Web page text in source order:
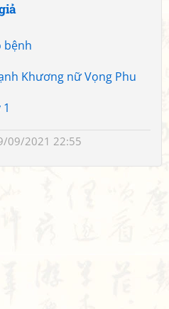
bệnh
Khương nữ Vọng Phu
09/2021 22:55